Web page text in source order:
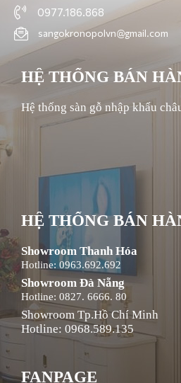
0977.186.868
sangokronopolvn@gmail.com
HỆ THỐNG BÁN
Hệ thống sàn gỗ nhập khẩu
HỆ THỐNG BÁN
Showroom Thanh Hóa
Hotline: 0963.692.692
Showroom Đà Nẵng
Hotline: 0827. 6666. 80
Showroom Tp.Hồ Chí Minh
Hotline: 0968.589.135
FANPAGE